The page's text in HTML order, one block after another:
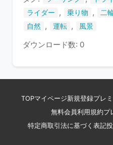
ライダー , 乗り物 , 二
自然 , 運転 , 風景
ダウンロード数: 0
TOPマイページ新規登録プレ
無料会員利用規約プ
特定商取引法に基づく表記